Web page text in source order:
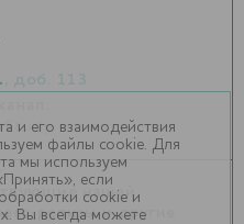
нашей
релизы и другие
и его взаимодействия
файлы cookie. Для
мы используем
если
cookie и
Вы всегда можете